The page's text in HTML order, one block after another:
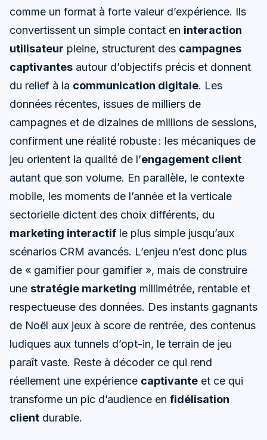
comme un format à forte valeur d’expérience. Ils
convertissent un simple contact en interaction
utilisateur pleine, structurent des campagnes
captivantes autour d’objectifs précis et donnent
du relief à la communication digitale. Les
données récentes, issues de milliers de
campagnes et de dizaines de millions de sessions,
confirment une réalité robuste : les mécaniques de
jeu orientent la qualité de l’engagement client
autant que son volume. En parallèle, le contexte
mobile, les moments de l’année et la verticale
sectorielle dictent des choix différents, du
marketing interactif le plus simple jusqu’aux
scénarios CRM avancés. L’enjeu n’est donc plus
de « gamifier pour gamifier », mais de construire
une stratégie marketing millimétrée, rentable et
respectueuse des données. Des instants gagnants
de Noël aux jeux à score de rentrée, des contenus
ludiques aux tunnels d’opt-in, le terrain de jeu
paraît vaste. Reste à décoder ce qui rend
réellement une expérience captivante et ce qui
transforme un pic d’audience en fidélisation
client durable.